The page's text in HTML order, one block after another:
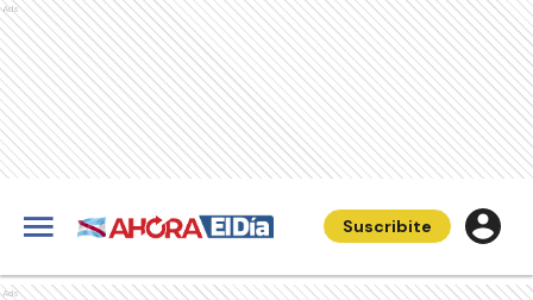
Ads
Suscribite
Ads